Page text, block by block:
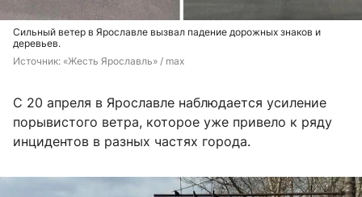
Сильный ветер в Ярославле вызвал падение дорожных знаков и
деревьев.
Источник: «Жесть Ярославль» / max
С 20 апреля в Ярославле наблюдается усиление
порывистого ветра, которое уже привело к ряду
инцидентов в разных частях города.